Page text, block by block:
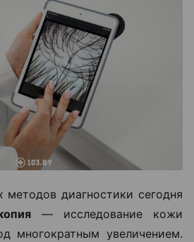
диагностики сегодня
— исследование кожи
многократным увеличением.